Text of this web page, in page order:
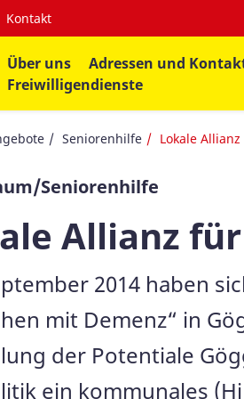
Kontakt
Über uns
Adressen und
Freiwilligendienste
Seniorenhilfe Lokale
Seniorenhilfe
Allianz
2014 haben
mit Demenz“ in
der Potentiale
ein kommunales